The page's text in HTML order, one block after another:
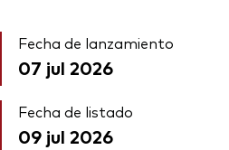
Fecha de lanzamiento
07 jul 2026
Fecha de listado
09 jul 2026